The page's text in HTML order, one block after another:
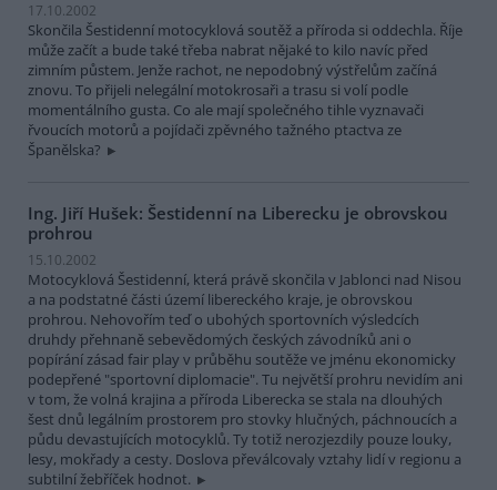
17.10.2002
Skončila Šestidenní motocyklová soutěž a příroda si oddechla. Říje
může začít a bude také třeba nabrat nějaké to kilo navíc před
zimním půstem. Jenže rachot, ne nepodobný výstřelům začíná
znovu. To přijeli nelegální motokrosaři a trasu si volí podle
momentálního gusta. Co ale mají společného tihle vyznavači
řvoucích motorů a pojídači zpěvného tažného ptactva ze
Španělska?
Ing. Jiří Hušek: Šestidenní na Liberecku je obrovskou
prohrou
15.10.2002
Motocyklová Šestidenní, která právě skončila v Jablonci nad Nisou
a na podstatné části území libereckého kraje, je obrovskou
prohrou. Nehovořím teď o ubohých sportovních výsledcích
druhdy přehnaně sebevědomých českých závodníků ani o
popírání zásad fair play v průběhu soutěže ve jménu ekonomicky
podepřené "sportovní diplomacie". Tu největší prohru nevidím ani
v tom, že volná krajina a příroda Liberecka se stala na dlouhých
šest dnů legálním prostorem pro stovky hlučných, páchnoucích a
půdu devastujících motocyklů. Ty totiž nerozjezdily pouze louky,
lesy, mokřady a cesty. Doslova převálcovaly vztahy lidí v regionu a
subtilní žebříček hodnot.